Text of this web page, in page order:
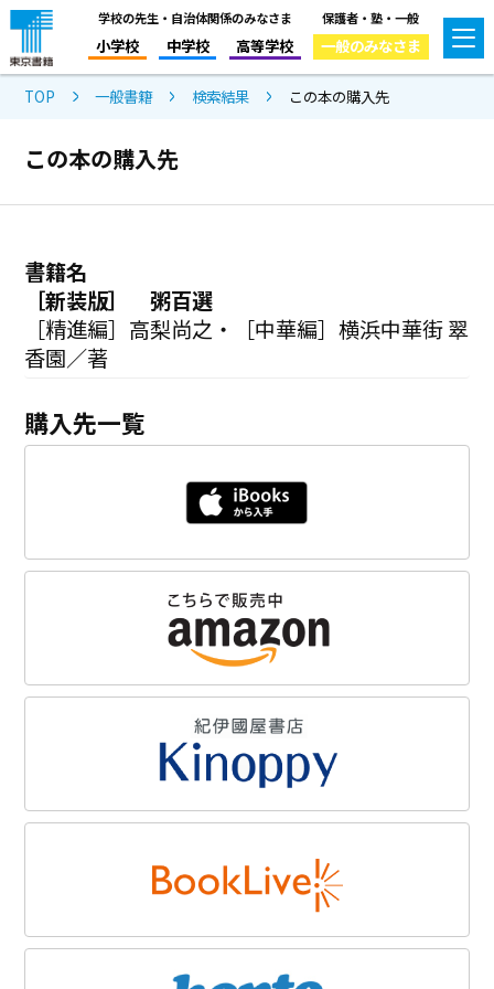
学校の先生・自治体関係のみなさま
小学校 中学校 高等学校
保護者・塾・一般
一般のみなさま
TOP 一般書籍 検索結果 この本の購入先
この本の購入先
書籍名
［新装版］ 粥百選
［精進編］高梨尚之・［中華編］横浜中華街 翠
香園／著
購入先一覧